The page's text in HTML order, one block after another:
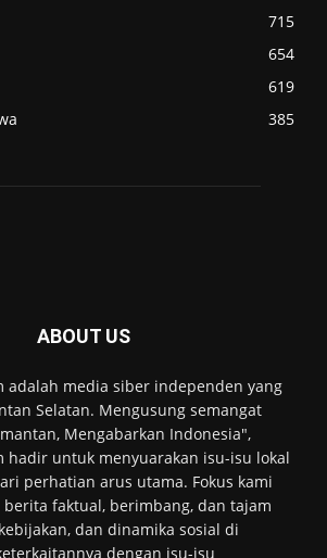
715
654
619
385
ABOUT US
adalah media siber independen yang
Selatan. Mengusung semangat
Mengabarkan Indonesia",
hadir untuk menyuarakan isu-isu lokal
perhatian arus utama. Fokus kami
faktual, berimbang, dan tajam
dan dinamika sosial di
dengan isu-isu